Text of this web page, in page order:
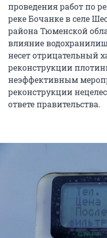
проведения работ по
реке Бочанке в селе
района Тюменской
влияние
несет отрицательный
реконструкции
неэффективным
реконструкции
ответе правительства.